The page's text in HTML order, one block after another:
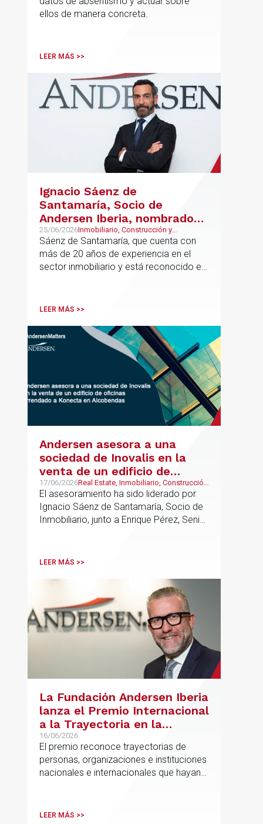
sostenible
ellos de manera concreta.
LEER MÁS >>
Ignacio Sáenz de
Santamaría, Socio de
Andersen Iberia, nombrado
director europeo de
Inmobiliario de Andersen
25/06/2026Inmobiliario, Construcción y
Urbanismo, Real Estate
Sáenz de Santamaría, que cuenta con
más de 20 años de experiencia en el
sector inmobiliario y está reconocido en
codirigirá el EU Real Estate Industry
UK.
LEER MÁS >>
Andersen asesora a una
sociedad de Inovalis en la
venta de un edificio de
oficinas arrendado a Konecta
en Alcobendas
17/06/2026Real Estate, Inmobiliario, Construcción
y Urbanismo
El asesoramiento ha sido liderado por
Ignacio Sáenz de Santamaría, Socio de
Inmobiliario, junto a Enrique Pérez, Senior
LEER MÁS >>
La Fundación Andersen Iberia
lanza el Premio Internacional
a la Trayectoria en la
Promoción de la Educación
16/06/2026
El premio reconoce trayectorias de
personas, organizaciones e instituciones
nacionales e internacionales que hayan
innovación o la equidad educativa
LEER MÁS >>